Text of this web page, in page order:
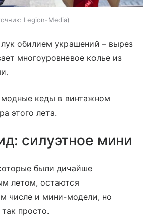
Legion-Media
обилием украшений – вырез
многоуровневое колье из
модные кеды в винтажном
этого лета.
силуэтное мини
были дичайше
летом, остаются
числе и мини-модели, но
просто.